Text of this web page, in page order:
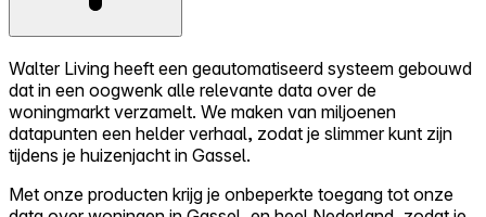
Walter Living heeft een geautomatiseerd systeem gebouwd
dat in een oogwenk alle relevante data over de
woningmarkt verzamelt. We maken van miljoenen
datapunten een helder verhaal, zodat je slimmer kunt zijn
tijdens je huizenjacht in Gassel.
Met onze producten krijg je onbeperkte toegang tot onze